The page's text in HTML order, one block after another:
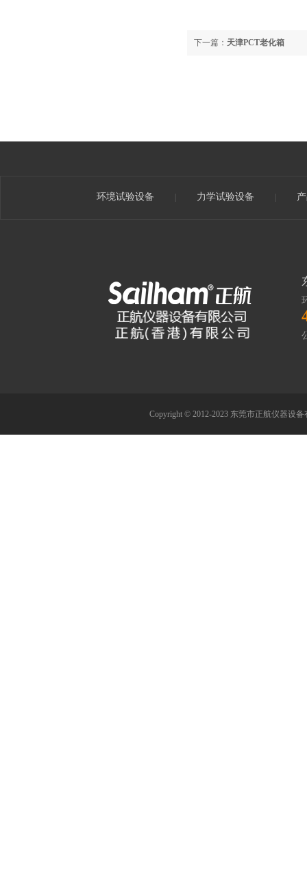
下一篇： 天津PCT老化箱
环境试验设备 力学试验设备
Copyright © 2012-2023 东莞市正航仪器设